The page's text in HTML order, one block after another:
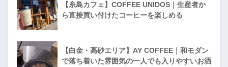
【糸島カフェ】COFFEE UNIDOS｜生産者か
ら直接買い付けたコーヒーを楽しめる
【白金・高砂エリア】AY COFFEE｜和モダン
で落ち着いた雰囲気の一人でも入りやすいお洒